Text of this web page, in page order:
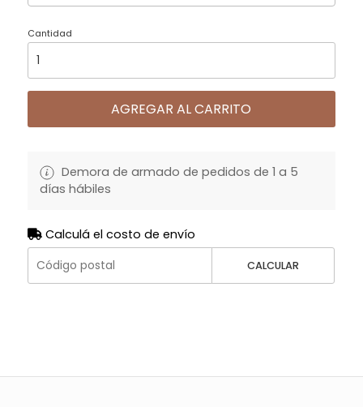
Cantidad
AGREGAR AL CARRITO
Demora de armado de pedidos de 1 a 5
días hábiles
Calculá el costo de envío
CALCULAR